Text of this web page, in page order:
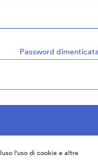
Password
l'uso di cookie e altre